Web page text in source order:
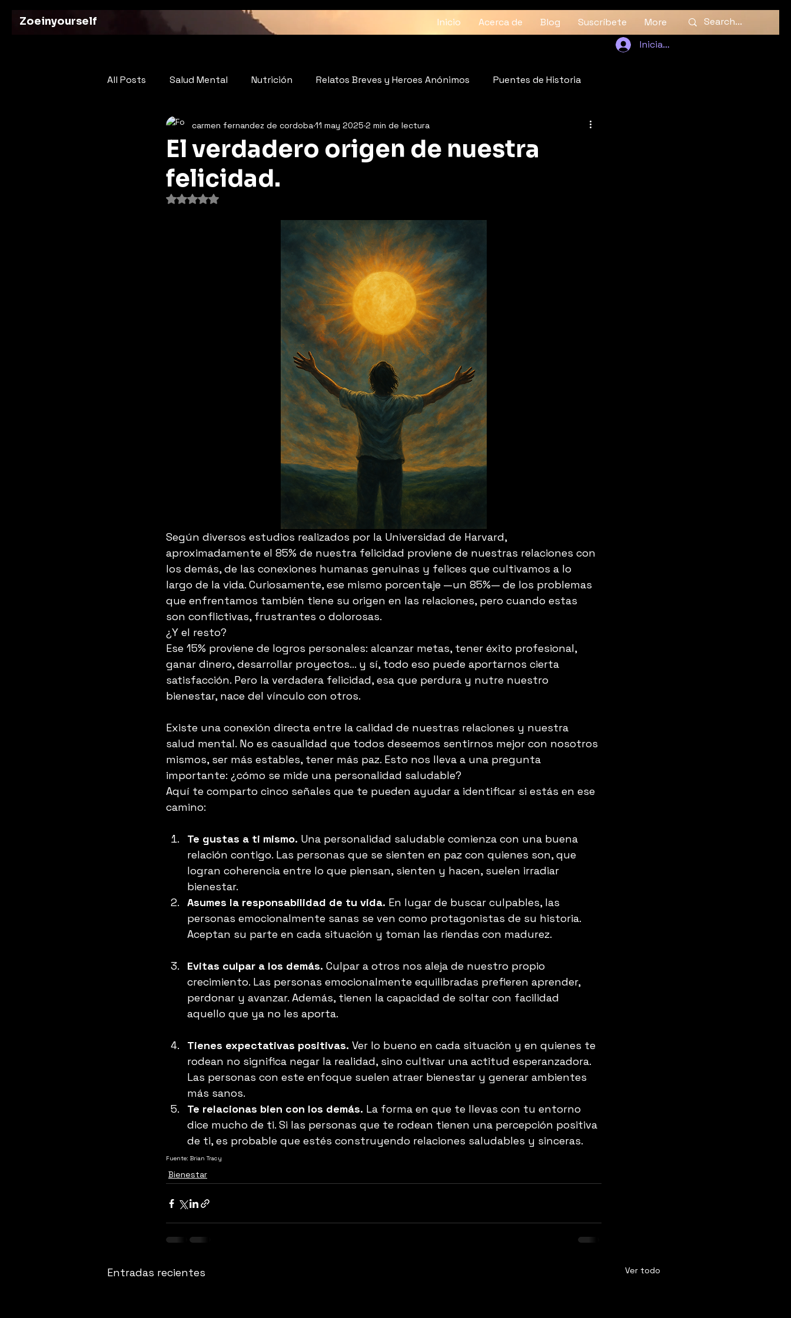
Zoeinyourself Inicio Acerca de Blog Suscríbete
More
Iniciar sesión
All Posts Salud Mental Nutrición Relatos Breves y Heroes Anónimos Puentes de Historia
Tus Aportes Poesia: El Latido del Alma Fundaciones Bienestar
El verdadero origen de nuestra
felicidad.
carmen fernandez de cordoba 11 may 2025 2 min de lectura
Obtuvo NaN de 5 estrellas.
Según diversos estudios realizados por la Universidad de Harvard,
aproximadamente el 85% de nuestra felicidad proviene de nuestras relaciones con
los demás, de las conexiones humanas genuinas y felices que cultivamos a lo
largo de la vida. Curiosamente, ese mismo porcentaje —un 85%— de los problemas
que enfrentamos también tiene su origen en las relaciones, pero cuando estas
son conflictivas, frustrantes o dolorosas.
¿Y el resto?
Ese 15% proviene de logros personales: alcanzar metas, tener éxito profesional,
ganar dinero, desarrollar proyectos… y sí, todo eso puede aportarnos cierta
satisfacción. Pero la verdadera felicidad, esa que perdura y nutre nuestro
bienestar, nace del vínculo con otros.
Existe una conexión directa entre la calidad de nuestras relaciones y nuestra
salud mental. No es casualidad que todos deseemos sentirnos mejor con nosotros
mismos, ser más estables, tener más paz. Esto nos lleva a una pregunta
importante: ¿cómo se mide una personalidad saludable?
Aquí te comparto cinco señales que te pueden ayudar a identificar si estás en ese
camino:
Te gustas a ti mismo. Una personalidad saludable comienza con una buena
relación contigo. Las personas que se sienten en paz con quienes son, que
logran coherencia entre lo que piensan, sienten y hacen, suelen irradiar
bienestar.
Asumes la responsabilidad de tu vida. En lugar de buscar culpables, las
personas emocionalmente sanas se ven como protagonistas de su historia.
Aceptan su parte en cada situación y toman las riendas con madurez.
Evitas culpar a los demás. Culpar a otros nos aleja de nuestro propio
crecimiento. Las personas emocionalmente equilibradas prefieren aprender,
perdonar y avanzar. Además, tienen la capacidad de soltar con facilidad
aquello que ya no les aporta.
Tienes expectativas positivas. Ver lo bueno en cada situación y en quienes te
rodean no significa negar la realidad, sino cultivar una actitud esperanzadora.
Las personas con este enfoque suelen atraer bienestar y generar ambientes
más sanos.
Te relacionas bien con los demás. La forma en que te llevas con tu entorno
dice mucho de ti. Si las personas que te rodean tienen una percepción positiva
de ti, es probable que estés construyendo relaciones saludables y sinceras.
Fuente: Brian Tracy
Bienestar
Entradas recientes Ver todo